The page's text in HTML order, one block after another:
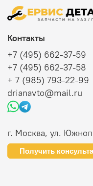
Контакты
+7 (495) 662-37-59
+7 (495) 662-37-58
+ 7 (985) 793-22-99
drianavto@mail.ru
г. Москва, ул.
Получить